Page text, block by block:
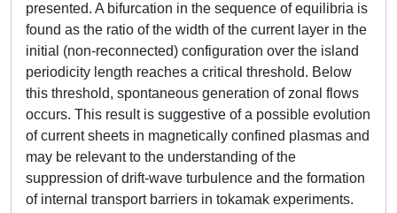
presented. A bifurcation in the sequence of equilibria is
found as the ratio of the width of the current layer in the
initial (non-reconnected) configuration over the island
periodicity length reaches a critical threshold. Below
this threshold, spontaneous generation of zonal flows
occurs. This result is suggestive of a possible evolution
of current sheets in magnetically confined plasmas and
may be relevant to the understanding of the
suppression of drift-wave turbulence and the formation
of internal transport barriers in tokamak experiments.